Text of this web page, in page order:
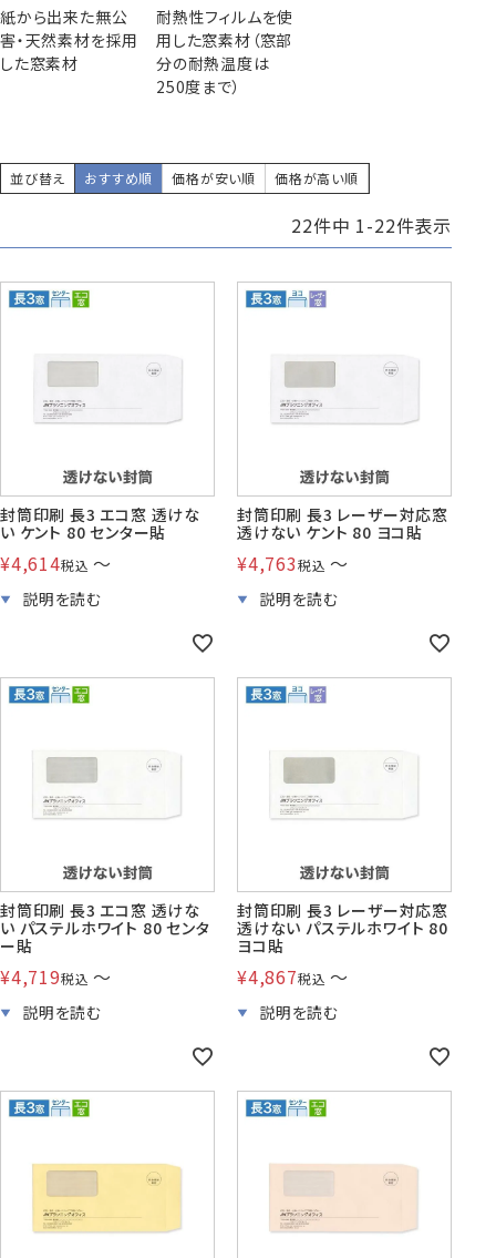
その他
プリンター
対応製品
紙から出来た無公
害・天然素材を採用
した窓素材
耐熱性フィルムを使
用した窓素材（窓部
分の耐熱温度は
250度まで）
並び替え おすすめ順 価格が安い順 価格が高い順
22件中 1-22件表示
封筒印刷 長3 エコ窓 透けな
い ケント 80 センター貼
¥4,614税込 〜
封筒印刷 長3 レーザー対応窓
透けない ケント 80 ヨコ貼
¥4,763税込 〜
封筒印刷 長3 エコ窓 透けな
い パステルホワイト 80 センタ
ー貼
¥4,719税込 〜
封筒印刷 長3 レーザー対応窓
透けない パステルホワイト 80
ヨコ貼
¥4,867税込 〜